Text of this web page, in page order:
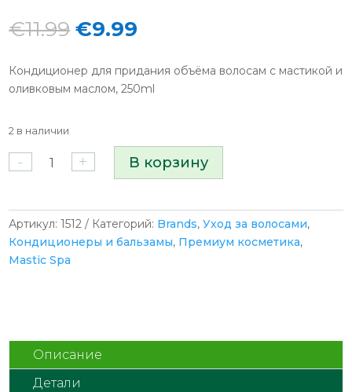
€11.99 Первоначальная
составляла
€11.99.
€9.99
€9.99.
Кондиционер для придания объёма волосам с мастикой и
оливковым маслом, 250ml
2 в наличии
-
товара
CONDITIONER
Кондиционер
для
оливковым
+ В корзину
Артикул:1512 Категорий: Brands,Уход за волосами,
Кондиционеры и бальзамы, Премиум косметика,
Mastic Spa
Описание
Детали